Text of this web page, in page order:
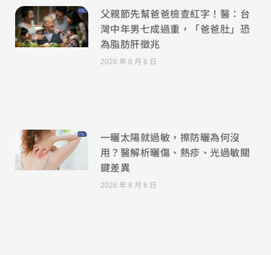
父親節先幫爸爸檢查紅字！醫：台
灣中年男七成過重，「爸爸肚」恐
為脂肪肝徵兆
2026 年 8 月 6 日
一曬太陽就過敏，擦防曬為何沒
用？醫解析曬傷、熱疹、光過敏關
鍵差異
2026 年 8 月 6 日